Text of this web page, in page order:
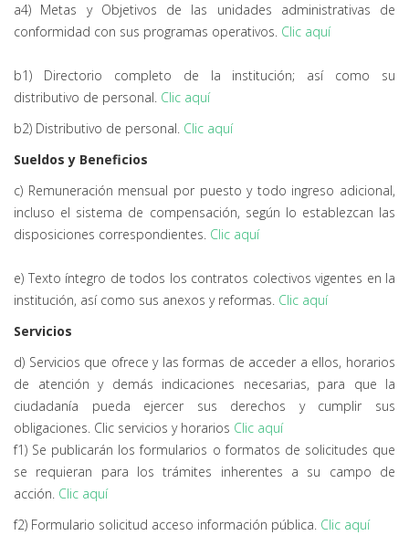
a4) Metas y Objetivos de las unidades administrativas de
conformidad con sus programas operativos. Clic aquí
b1) Directorio completo de la institución; así como su
distributivo de personal. Clic aquí
b2) Distributivo de personal. Clic aquí
Sueldos y Beneficios
c) Remuneración mensual por puesto y todo ingreso adicional,
incluso el sistema de compensación, según lo establezcan las
disposiciones correspondientes. Clic aquí
e) Texto íntegro de todos los contratos colectivos vigentes en la
institución, así como sus anexos y reformas. Clic aquí
Servicios
d) Servicios que ofrece y las formas de acceder a ellos, horarios
de atención y demás indicaciones necesarias, para que la
ciudadanía pueda ejercer sus derechos y cumplir sus
obligaciones. Clic servicios y horarios Clic aquí
f1) Se publicarán los formularios o formatos de solicitudes que
se requieran para los trámites inherentes a su campo de
acción. Clic aquí
f2) Formulario solicitud acceso información pública. Clic aquí